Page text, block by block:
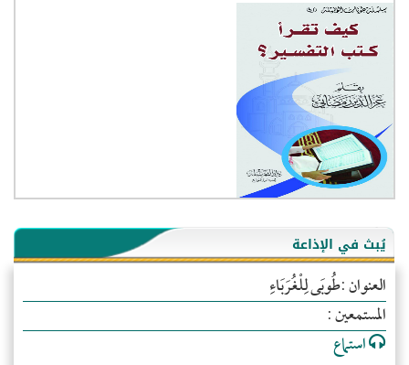
يُبث في الإذاعة
العنوان :طُوبَى لِلْغُرَبَاءِ
المستمعين :
استماع